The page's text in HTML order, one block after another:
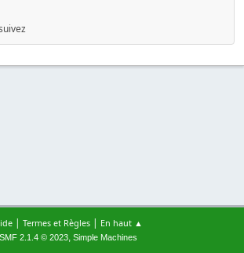
| Termes et Règles| En haut ▲
SMF 2.1.4 © 2023, Simple Machines